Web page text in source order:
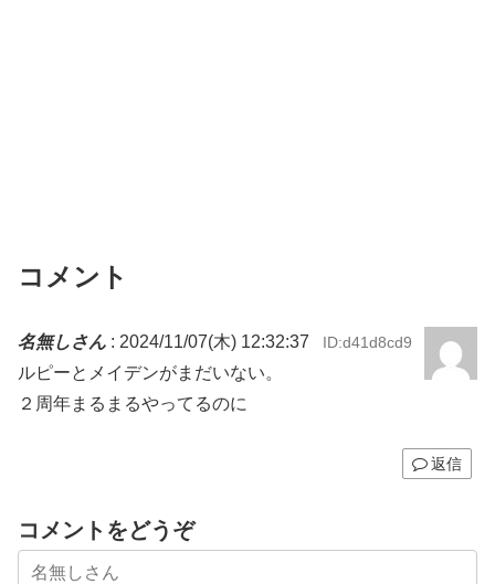
コメント
名無しさん : 2024/11/07(木) 12:32:37 ID:d41d8cd9
ルピーとメイデンがまだいない。
２周年まるまるやってるのに
返信
コメントをどうぞ